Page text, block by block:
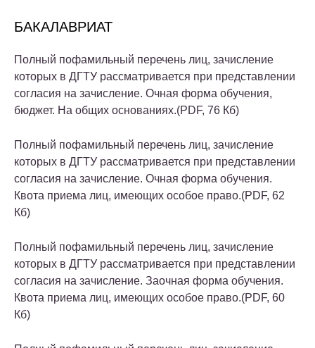
БАКАЛАВРИАТ
Полный пофамильный перечень лиц, зачисление
которых в ДГТУ рассматривается при представлении
согласия на зачисление. Очная форма обучения,
бюджет. На общих основаниях.(PDF, 76 Кб)
Полный пофамильный перечень лиц, зачисление
которых в ДГТУ рассматривается при представлении
согласия на зачисление. Очная форма обучения.
Квота приема лиц, имеющих особое право.(PDF, 62
Кб)
Полный пофамильный перечень лиц, зачисление
которых в ДГТУ рассматривается при представлении
согласия на зачисление. Заочная форма обучения.
Квота приема лиц, имеющих особое право.(PDF, 60
Кб)